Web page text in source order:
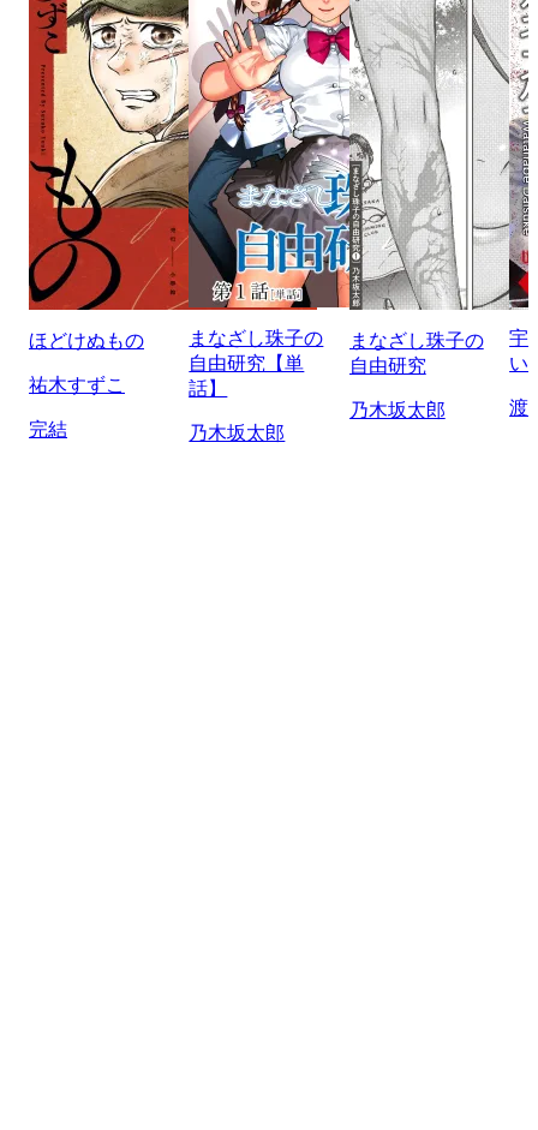
ほどけぬもの
祐木すずこ
完結
まなざし珠子の
自由研究【単
話】
乃木坂太郎
まなざし珠子の
自由研究
乃木坂太郎
宇
い
渡